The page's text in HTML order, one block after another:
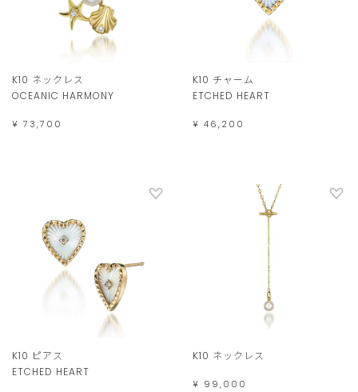
K10 ネックレス
OCEANIC HARMONY
¥ 73,700
K10 チャーム
ETCHED HEART
¥ 46,200
K10 ピアス
ETCHED HEART
K10 ネックレス
¥ 99,000